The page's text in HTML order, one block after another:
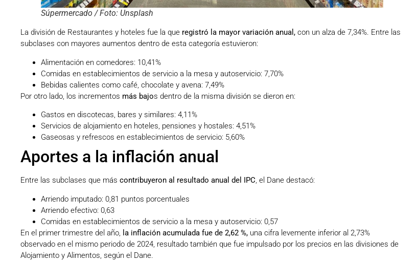
Súpermercado / Foto: Unsplash
La división de Restaurantes y hoteles fue la que registró la mayor variación anual, con un alza de 7,34%. Entre las
subclases con mayores aumentos dentro de esta categoría estuvieron:
Alimentación en comedores: 10,41%
Comidas en establecimientos de servicio a la mesa y autoservicio: 7,70%
Bebidas calientes como café, chocolate y avena: 7,49%
Por otro lado, los incrementos más bajos dentro de la misma división se dieron en:
Gastos en discotecas, bares y similares: 4,11%
Servicios de alojamiento en hoteles, pensiones y hostales: 4,51%
Gaseosas y refrescos en establecimientos de servicio: 5,60%
Aportes a la inflación anual
Entre las subclases que más contribuyeron al resultado anual del IPC, el Dane destacó:
Arriendo imputado: 0,81 puntos porcentuales
Arriendo efectivo: 0,63
Comidas en establecimientos de servicio a la mesa y autoservicio: 0,57
En el primer trimestre del año,
la inflación acumulada fue de 2,62 %, una cifra levemente inferior al 2,73%
observado en el mismo periodo de 2024, resultado también que fue impulsado por los precios en las divisiones de
Alojamiento y Alimentos, según el Dane.